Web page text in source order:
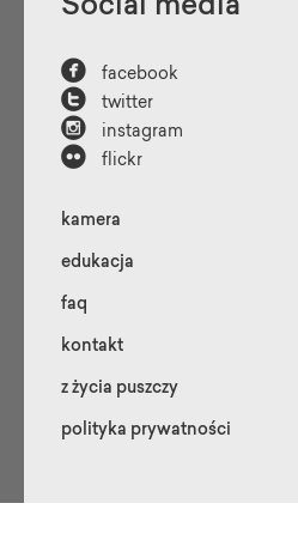
Social media
 facebook
 twitter
 instagram
 flickr
kamera
edukacja
faq
kontakt
z życia puszczy
polityka prywatności